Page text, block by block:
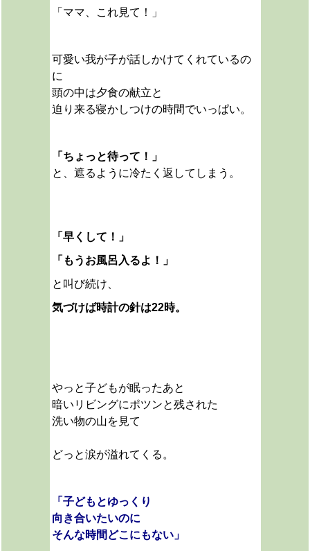
「ママ、これ見て！」
可愛い我が子が話しかけてくれているの
に
頭の中は夕食の献立と
迫り来る寝かしつけの時間でいっぱい。
「ちょっと待って！」
と、遮るように冷たく返してしまう。
「早くして！」
「もうお風呂入るよ！」
と叫び続け、
気づけば時計の針は22時。
やっと子どもが眠ったあと
暗いリビングにポツンと残された
洗い物の山を見て
どっと涙が溢れてくる。
「子どもとゆっくり
向き合いたいのに
そんな時間どこにもない」